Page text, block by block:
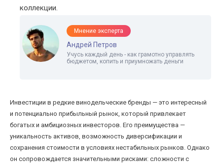
коллекции.
Мнение эксперта
Андрей Петров
Учусь каждый день - как грамотно управлять
бюджетом, копить и приумножать деньги
Инвестиции в редкие винодельческие бренды — это интересный
и потенциально прибыльный рынок, который привлекает
богатых и амбициозных инвесторов. Его преимущества —
уникальность активов, возможность диверсификации и
сохранения стоимости в условиях нестабильных рынков. Однако
он сопровождается значительными рисками: сложности с